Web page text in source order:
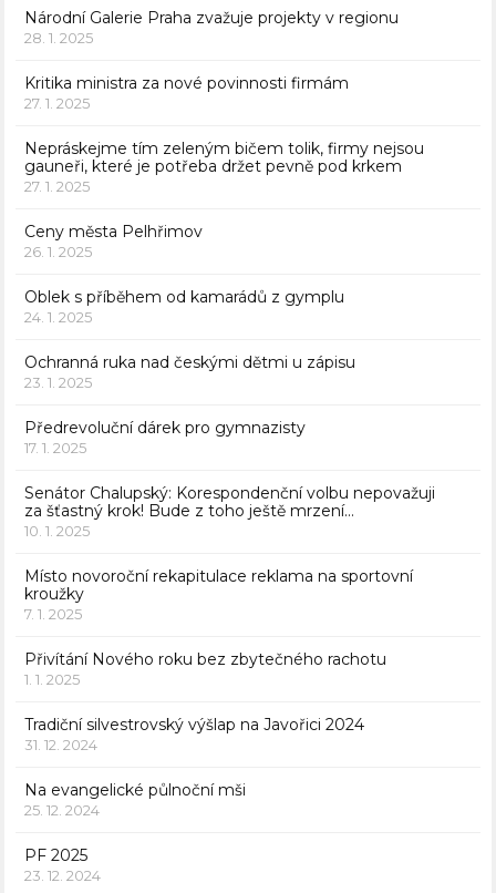
Národní Galerie Praha zvažuje projekty v regionu
28. 1. 2025
Kritika ministra za nové povinnosti firmám
27. 1. 2025
Nepráskejme tím zeleným bičem tolik, firmy nejsou
gauneři, které je potřeba držet pevně pod krkem
27. 1. 2025
Ceny města Pelhřimov
26. 1. 2025
Oblek s příběhem od kamarádů z gymplu
24. 1. 2025
Ochranná ruka nad českými dětmi u zápisu
23. 1. 2025
Předrevoluční dárek pro gymnazisty
17. 1. 2025
Senátor Chalupský: Korespondenční volbu nepovažuji
za šťastný krok! Bude z toho ještě mrzení…
10. 1. 2025
Místo novoroční rekapitulace reklama na sportovní
kroužky
7. 1. 2025
Přivítání Nového roku bez zbytečného rachotu
1. 1. 2025
Tradiční silvestrovský výšlap na Javořici 2024
31. 12. 2024
Na evangelické půlnoční mši
25. 12. 2024
PF 2025
23. 12. 2024